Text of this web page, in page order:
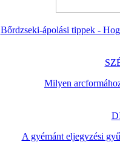
Bőrdzseki-ápolási tippek -
Milyen
A gyémánt eljegyzési